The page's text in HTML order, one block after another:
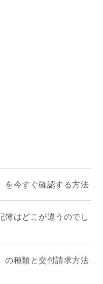
を今すぐ確認する方法
簿はどこが違うのでし
の種類と交付請求方法